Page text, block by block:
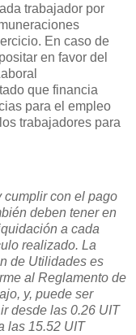
trabajador por
En caso de
en favor del
que financia
para el empleo
trabajadores para
cumplir con el pago
deben tener en
a cada
realizado. La
de Utilidades es
al Reglamento de
y, puede ser
desde las 0.26 UIT
las 15.52 UIT